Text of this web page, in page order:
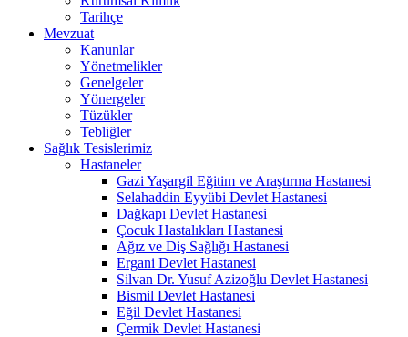
Tarihçe
Mevzuat
Kanunlar
Yönetmelikler
Genelgeler
Yönergeler
Tüzükler
Tebliğler
Sağlık Tesislerimiz
Hastaneler
Gazi Yaşargil Eğitim ve Araştırma Hastanesi
Selahaddin Eyyübi Devlet Hastanesi
Dağkapı Devlet Hastanesi
Çocuk Hastalıkları Hastanesi
Ağız ve Diş Sağlığı Hastanesi
Ergani Devlet Hastanesi
Silvan Dr. Yusuf Azizoğlu Devlet Hastanesi
Bismil Devlet Hastanesi
Eğil Devlet Hastanesi
Çermik Devlet Hastanesi